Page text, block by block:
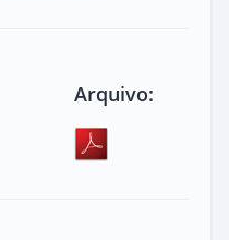
Arquivo: